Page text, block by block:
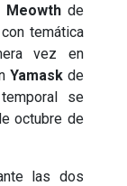
Meowth de
temática
vez en
Yamaskde
se
octubre de
las dos